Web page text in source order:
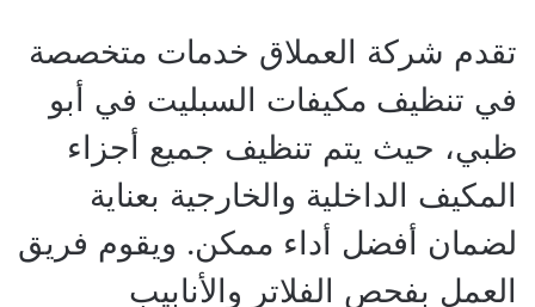
تقدم شركة العملاق خدمات متخصصة
في تنظيف مكيفات السبليت في أبو
ظبي، حيث يتم تنظيف جميع أجزاء
المكيف الداخلية والخارجية بعناية
لضمان أفضل أداء ممكن. ويقوم فريق
العمل بفحص الفلاتر والأنابيب